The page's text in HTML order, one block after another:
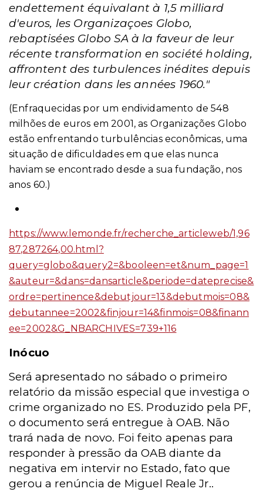
endettement équivalant à 1,5 milliard
d'euros, les Organizaçoes Globo,
rebaptisées Globo SA à la faveur de leur
récente transformation en société holding,
affrontent des turbulences inédites depuis
leur création dans les années 1960."
(Enfraquecidas por um endividamento de 548
milhões de euros em 2001, as Organizações Globo
estão enfrentando turbulências econômicas, uma
situação de dificuldades em que elas nunca
haviam se encontrado desde a sua fundação, nos
anos 60.)
https://www.lemonde.fr/recherche_articleweb/1,96
87,287264,00.html?
query=globo&query2=&booleen=et&num_page=1
&auteur=&dans=dansarticle&periode=dateprecise&
ordre=pertinence&debutjour=13&debutmois=08&
debutannee=2002&finjour=14&finmois=08&finann
ee=2002&G_NBARCHIVES=739+116
Inócuo
Será apresentado no sábado o primeiro
relatório da missão especial que investiga o
crime organizado no ES. Produzido pela PF,
o documento será entregue à OAB. Não
trará nada de novo. Foi feito apenas para
responder à pressão da OAB diante da
negativa em intervir no Estado, fato que
gerou a renúncia de Miguel Reale Jr..